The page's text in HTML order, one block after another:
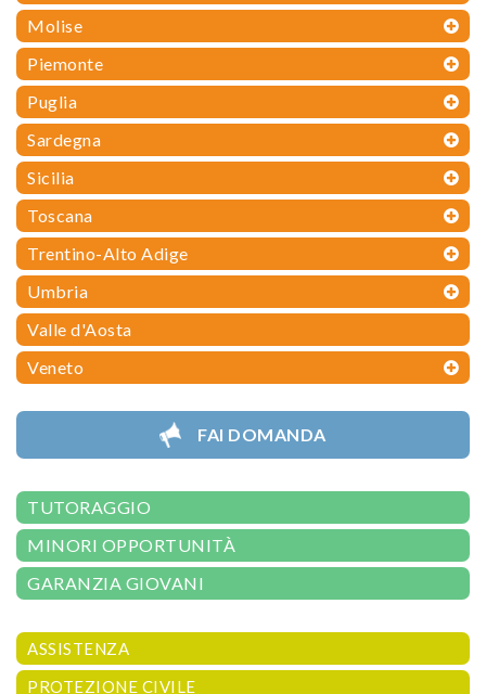
Molise
Piemonte
Puglia
Sardegna
Sicilia
Toscana
Trentino-Alto Adige
Umbria
Valle d'Aosta
Veneto
FAI DOMANDA
TUTORAGGIO
MINORI OPPORTUNITÀ
GARANZIA GIOVANI
ASSISTENZA
PROTEZIONE CIVILE